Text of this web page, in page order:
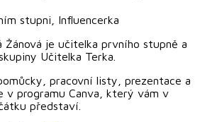
stupni, Influencerka
Žánová je učitelka prvního stupně a
Učitelka Terka.
pracovní listy, prezentace a
v programu Canva, který vám v
představí.